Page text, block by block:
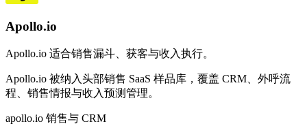
Apollo.io
Apollo.io 适合销售漏斗、获客与收入执行。
Apollo.io 被纳入头部销售 SaaS 样品库，覆盖 CRM、外呼流
程、销售情报与收入预测管理。
apollo.io 销售与 CRM